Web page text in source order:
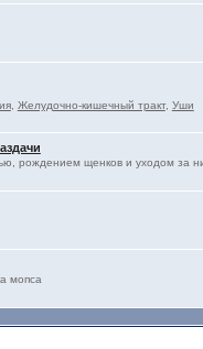
, Желудочно-кишечный тракт, Уши
рождением щенков и уходом за
мопса